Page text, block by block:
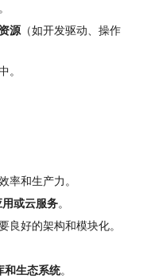
源（如开发驱动、操作
。
率和生产力。
或云服务。
良好的架构和模块化。
和生态系统。